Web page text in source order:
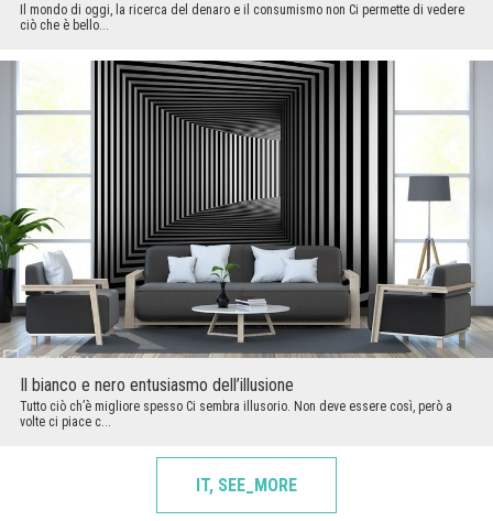
Il mondo di oggi, la ricerca del denaro e il consumismo non Ci permette di vedere
ciò che è bello...
Il bianco e nero entusiasmo dell’illusione
Tutto ciò ch’è migliore spesso Ci sembra illusorio. Non deve essere così, però a
volte ci piace c...
IT, SEE_MORE